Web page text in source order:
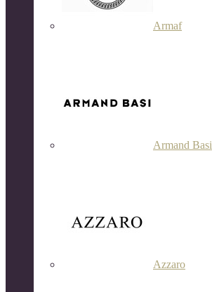
Armaf
Armand Basi
Azzaro